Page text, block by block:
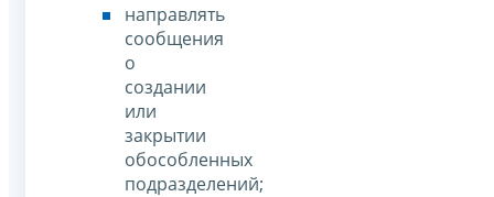
направлять
сообщения
о
создании
или
закрытии
обособленных
подразделений;